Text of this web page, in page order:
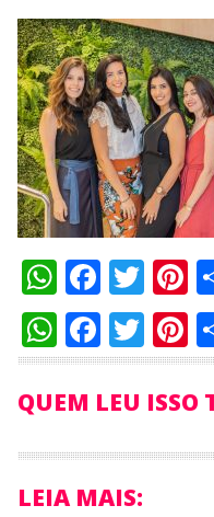
QUEM LEU ISSO
LEIA MAIS: